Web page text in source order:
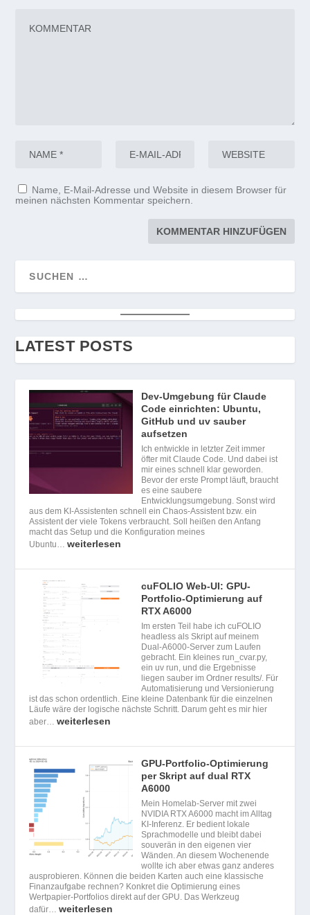
Name, E-Mail-Adresse und Website in diesem Browser für
meinen nächsten Kommentar speichern.
LATEST POSTS
Dev-Umgebung für Claude
Code einrichten: Ubuntu,
GitHub und uv sauber
aufsetzen
Ich entwickle in letzter Zeit immer
öfter mit Claude Code. Und dabei ist
mir eines schnell klar geworden.
Bevor der erste Prompt läuft, braucht
es eine saubere
Entwicklungsumgebung. Sonst wird
aus dem KI-Assistenten schnell ein Chaos-Assistent bzw. ein
Assistent der viele Tokens verbraucht. Soll heißen den Anfang
macht das Setup und die Konfiguration meines
Ubuntu…weiterlesen
cuFOLIO Web-UI: GPU-
Portfolio-Optimierung auf
RTX A6000
Im ersten Teil habe ich cuFOLIO
headless als Skript auf meinem
Dual-A6000-Server zum Laufen
gebracht. Ein kleines run_cvar.py,
ein uv run, und die Ergebnisse
liegen sauber im Ordner results/. Für
Automatisierung und Versionierung
ist das schon ordentlich. Eine kleine Datenbank für die einzelnen
Läufe wäre der logische nächste Schritt. Darum geht es mir hier
aber…weiterlesen
GPU-Portfolio-Optimierung
per Skript auf dual RTX
A6000
Mein Homelab-Server mit zwei
NVIDIA RTX A6000 macht im Alltag
KI-Inferenz. Er bedient lokale
Sprachmodelle und bleibt dabei
souverän in den eigenen vier
Wänden. An diesem Wochenende
wollte ich aber etwas ganz anderes
ausprobieren. Können die beiden Karten auch eine klassische
Finanzaufgabe rechnen? Konkret die Optimierung eines
Wertpapier-Portfolios direkt auf der GPU. Das Werkzeug
dafür…weiterlesen